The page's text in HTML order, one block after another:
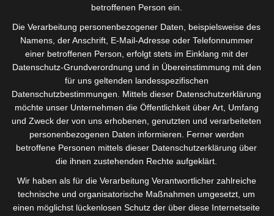
Im Podcast:
Wertschätzung
und Motivation
Wie lassen sich Kunden motivieren von uns zu kaufen?
Wie motivieren wir Mitarbeiter für das nächste Projekt?
betroffenen Person ein.
Die Verarbeitung personenbezogener Daten, beispielsweise des
Namens, der Anschrift, E-Mail-Adresse oder Telefonnummer
einer betroffenen Person, erfolgt stets im Einklang mit der
Datenschutz-Grundverordnung und in Übereinstimmung mit den
für uns geltenden landesspezifischen
Datenschutzbestimmungen. Mittels dieser Datenschutzerklärung
möchte unser Unternehmen die Öffentlichkeit über Art, Umfang
und Zweck der von uns erhobenen, genutzten und verarbeiteten
personenbezogenen Daten informieren. Ferner werden
betroffene Personen mittels dieser Datenschutzerklärung über
die ihnen zustehenden Rechte aufgeklärt.
Wir haben als für die Verarbeitung Verantwortlicher zahlreiche
technische und organisatorische Maßnahmen umgesetzt, um
einen möglichst lückenlosen Schutz der über diese Internetseite